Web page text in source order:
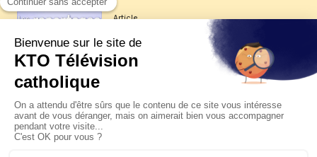
Article
Les reportages d'été 2026 de KTO
La visite pastorale du pape Léon
XIV à Assise à suivre sur KTO le
jeudi 6 août